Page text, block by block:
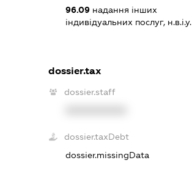
96.09надання інших
індивідуальних послуг, н.в.і.у.
dossier.tax
dossier.staff
dossier.taxDebt
dossier.missingData